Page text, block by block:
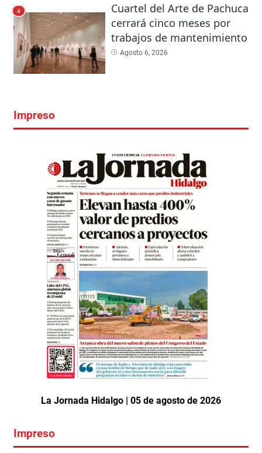
4
Cuartel del Arte de Pachuca
cerrará cinco meses por
trabajos de mantenimiento
Agosto 6, 2026
Impreso
La Jornada Hidalgo | 05 de agosto de 2026
Impreso